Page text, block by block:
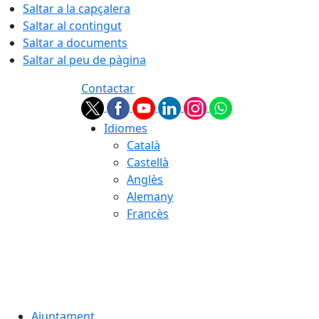
Saltar a la capçalera
Saltar al contingut
Saltar a documents
Saltar al peu de pàgina
Contactar
Idiomes
Català
Castellà
Anglès
Alemany
Francès